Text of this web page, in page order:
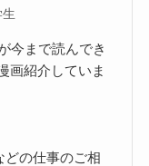
今まで読んでき
画紹介していま
どの仕事のご相